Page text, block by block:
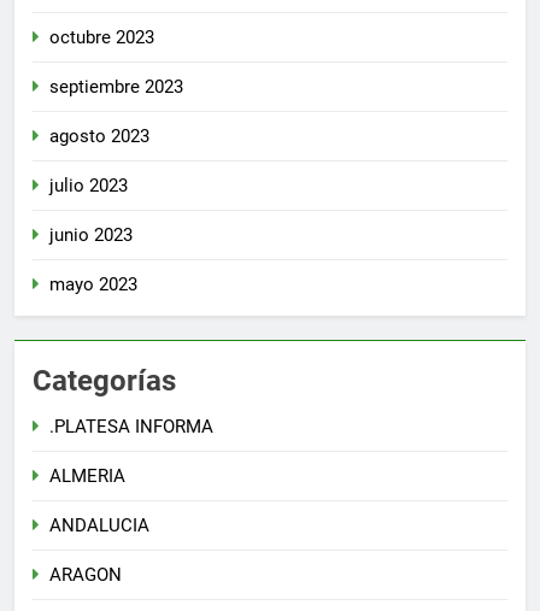
octubre 2023
septiembre 2023
agosto 2023
julio 2023
junio 2023
mayo 2023
Categorías
.PLATESA INFORMA
ALMERIA
ANDALUCIA
ARAGON